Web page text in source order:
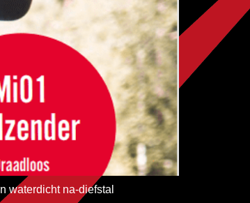
waterdicht na-diefstal